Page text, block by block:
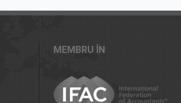
MEMBRU ÎN